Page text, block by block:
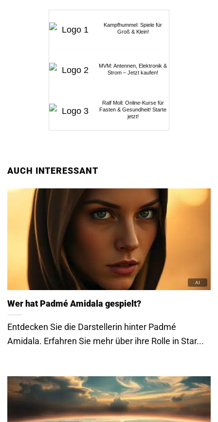
Kampfhummel: Spiele für
Groß & Klein!
MVM: Antennen, Elektronik &
Strom – Jetzt kaufen!
Ralf Moll: Online-Kurse für
Fasten & Gesundheit! Starte
jetzt!
AUCH INTERESSANT
Wer hat Padmé Amidala gespielt?
Entdecken Sie die Darstellerin hinter Padmé
Amidala. Erfahren Sie mehr über ihre Rolle in Star...